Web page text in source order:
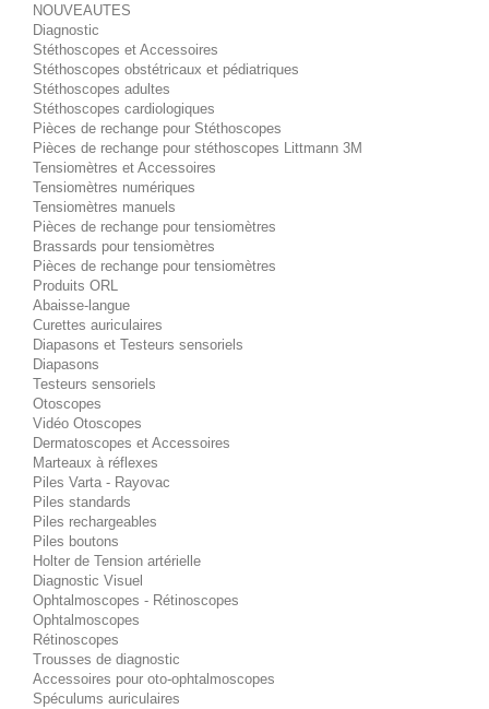
NOUVEAUTES
Diagnostic
Stéthoscopes et Accessoires
Stéthoscopes obstétricaux et pédiatriques
Stéthoscopes adultes
Stéthoscopes cardiologiques
Pièces de rechange pour Stéthoscopes
Pièces de rechange pour stéthoscopes Littmann 3M
Tensiomètres et Accessoires
Tensiomètres numériques
Tensiomètres manuels
Pièces de rechange pour tensiomètres
Brassards pour tensiomètres
Pièces de rechange pour tensiomètres
Produits ORL
Abaisse-langue
Curettes auriculaires
Diapasons et Testeurs sensoriels
Diapasons
Testeurs sensoriels
Otoscopes
Vidéo Otoscopes
Dermatoscopes et Accessoires
Marteaux à réflexes
Piles Varta - Rayovac
Piles standards
Piles rechargeables
Piles boutons
Holter de Tension artérielle
Diagnostic Visuel
Ophtalmoscopes - Rétinoscopes
Ophtalmoscopes
Rétinoscopes
Trousses de diagnostic
Accessoires pour oto-ophtalmoscopes
Spéculums auriculaires